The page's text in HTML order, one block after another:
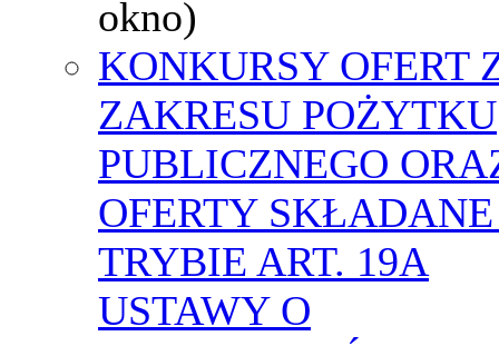
okno)
KONKURSY OFERT
ZAKRESU POŻYTKU
PUBLICZNEGO
OFERTY
TRYBIE ART. 19A
USTAWY O